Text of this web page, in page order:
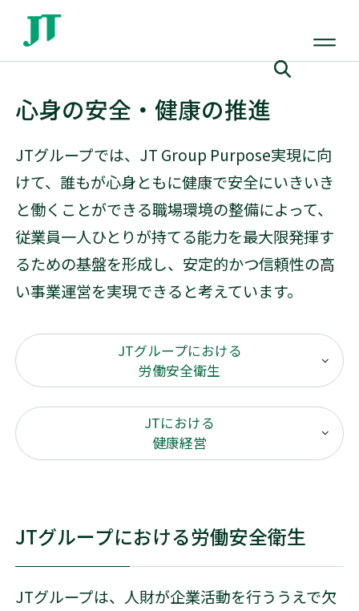
心身の安全・健康の推進
JTグループでは、JT Group Purpose実現に向
けて、誰もが心身ともに健康で安全にいきいき
と働くことができる職場環境の整備によって、
従業員一人ひとりが持てる能力を最大限発揮す
るための基盤を形成し、安定的かつ信頼性の高
い事業運営を実現できると考えています。
JTグループにおける
労働安全衛生
JTにおける
健康経営
JTグループにおける労働安全衛生
JTグループは、人財が企業活動を行ううえで欠